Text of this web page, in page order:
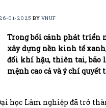
26-01-2025 BY VNUF
Trong bối cảnh phát triển
xây dựng nền kinh tế
đổi khí hậu, thiên tai, bão
mệnh cao cả và ý chí
học Lâm nghiệp đã trở